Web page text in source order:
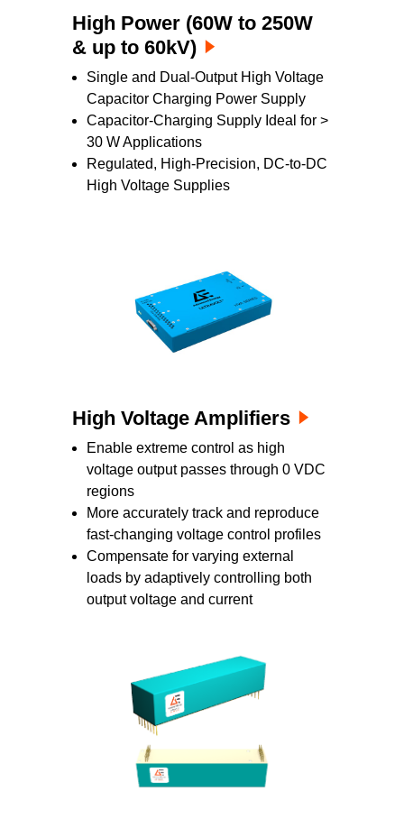
High Power (60W to 250W
& up to 60kV)
Single and Dual-Output High Voltage
Capacitor Charging Power Supply
Capacitor-Charging Supply Ideal for >
30 W Applications
Regulated, High-Precision, DC-to-DC
High Voltage Supplies
High Voltage Amplifiers
Enable extreme control as high
voltage output passes through 0 VDC
regions
More accurately track and reproduce
fast-changing voltage control profiles
Compensate for varying external
loads by adaptively controlling both
output voltage and current